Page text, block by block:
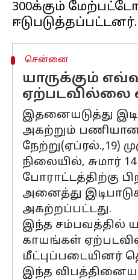
300க்கும்
சென்னை
யாருக்கும்
இதனையடுத்து
அகற்றும்
நேற்று(ஏப்ரல்.,19)
நிலையில், சுமார்
போராட்டத்திற்கு
அனைத்து
அகற்றப்பட்டது.
இந்த சம்பவத்தில்
காயங்கள்
மீட்புப்படையினர்
இந்த